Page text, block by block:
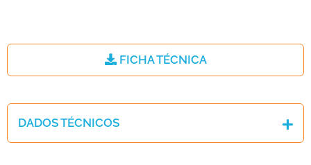
FICHA TÉCNICA
DADOS TÉCNICOS